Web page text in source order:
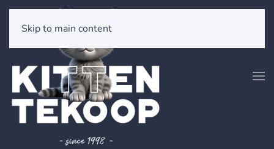
Skip to main content